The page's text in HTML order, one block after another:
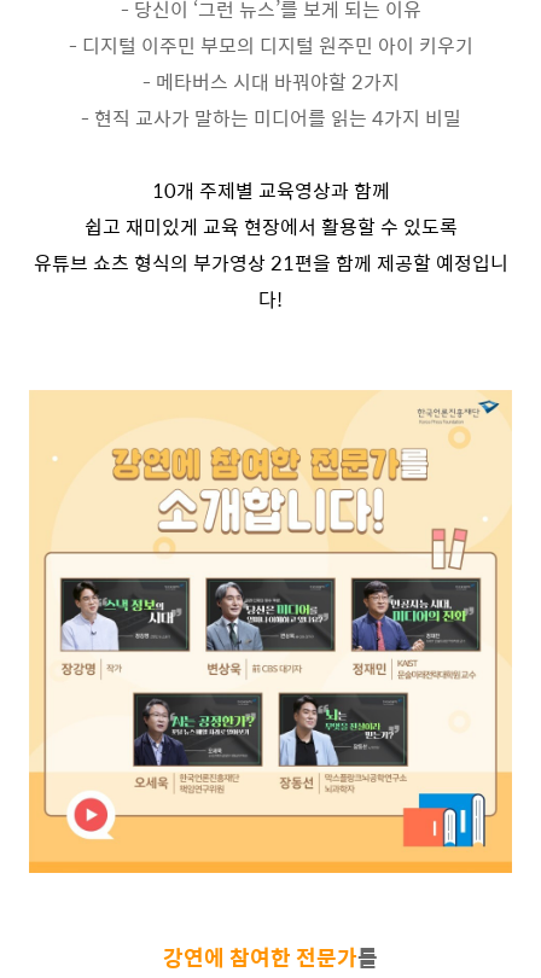
- 당신이 ‘그런 뉴스’를 보게 되는 이유
- 디지털 이주민 부모의 디지털 원주민 아이 키우기
- 메타버스 시대 바꿔야할 2가지
- 현직 교사가 말하는 미디어를 읽는 4가지 비밀
10개 주제별 교육영상과 함께
쉽고 재미있게 교육 현장에서 활용할 수 있도록
유튜브 쇼츠 형식의 부가영상 21편을 함께 제공할 예정입니
다!
강연에 참여한 전문가를